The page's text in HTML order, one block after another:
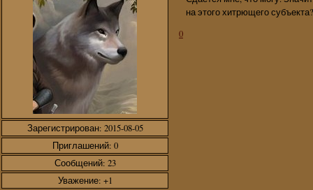
Зарегистрирован: 2015-08-05
Приглашений: 0
Сообщений: 23
Уважение: +1
на этого хитрющего
0